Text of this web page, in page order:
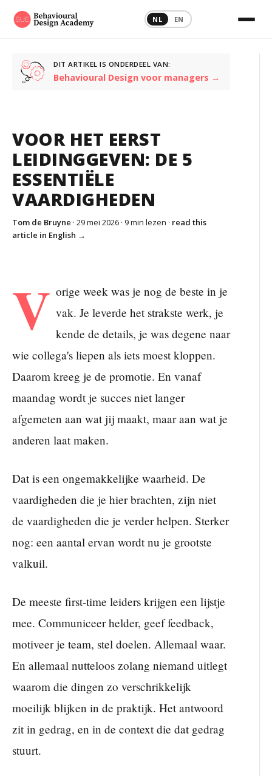
NL EN
DIT ARTIKEL IS ONDERDEEL VAN:
Behavioural Design voor managers →
VOOR HET EERST
LEIDINGGEVEN: DE 5
ESSENTIËLE
VAARDIGHEDEN
Tom de Bruyne · 29 mei 2026 · 9 min lezen · read this
article in English →
V orige week was je nog de beste in je
vak. Je leverde het strakste werk, je
kende de details, je was degene naar
wie collega's liepen als iets moest kloppen.
Daarom kreeg je de promotie. En vanaf
maandag wordt je succes niet langer
afgemeten aan wat jij maakt, maar aan wat je
anderen laat maken.
Dat is een ongemakkelijke waarheid. De
vaardigheden die je hier brachten, zijn niet
de vaardigheden die je verder helpen. Sterker
nog: een aantal ervan wordt nu je grootste
valkuil.
De meeste first-time leiders krijgen een lijstje
mee. Communiceer helder, geef feedback,
motiveer je team, stel doelen. Allemaal waar.
En allemaal nutteloos zolang niemand uitlegt
waarom die dingen zo verschrikkelijk
moeilijk blijken in de praktijk. Het antwoord
zit in gedrag, en in de context die dat gedrag
stuurt.